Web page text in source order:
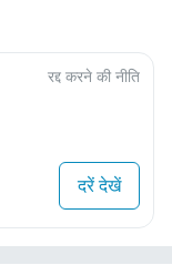
रद्द करने की नीति
दरें देखें